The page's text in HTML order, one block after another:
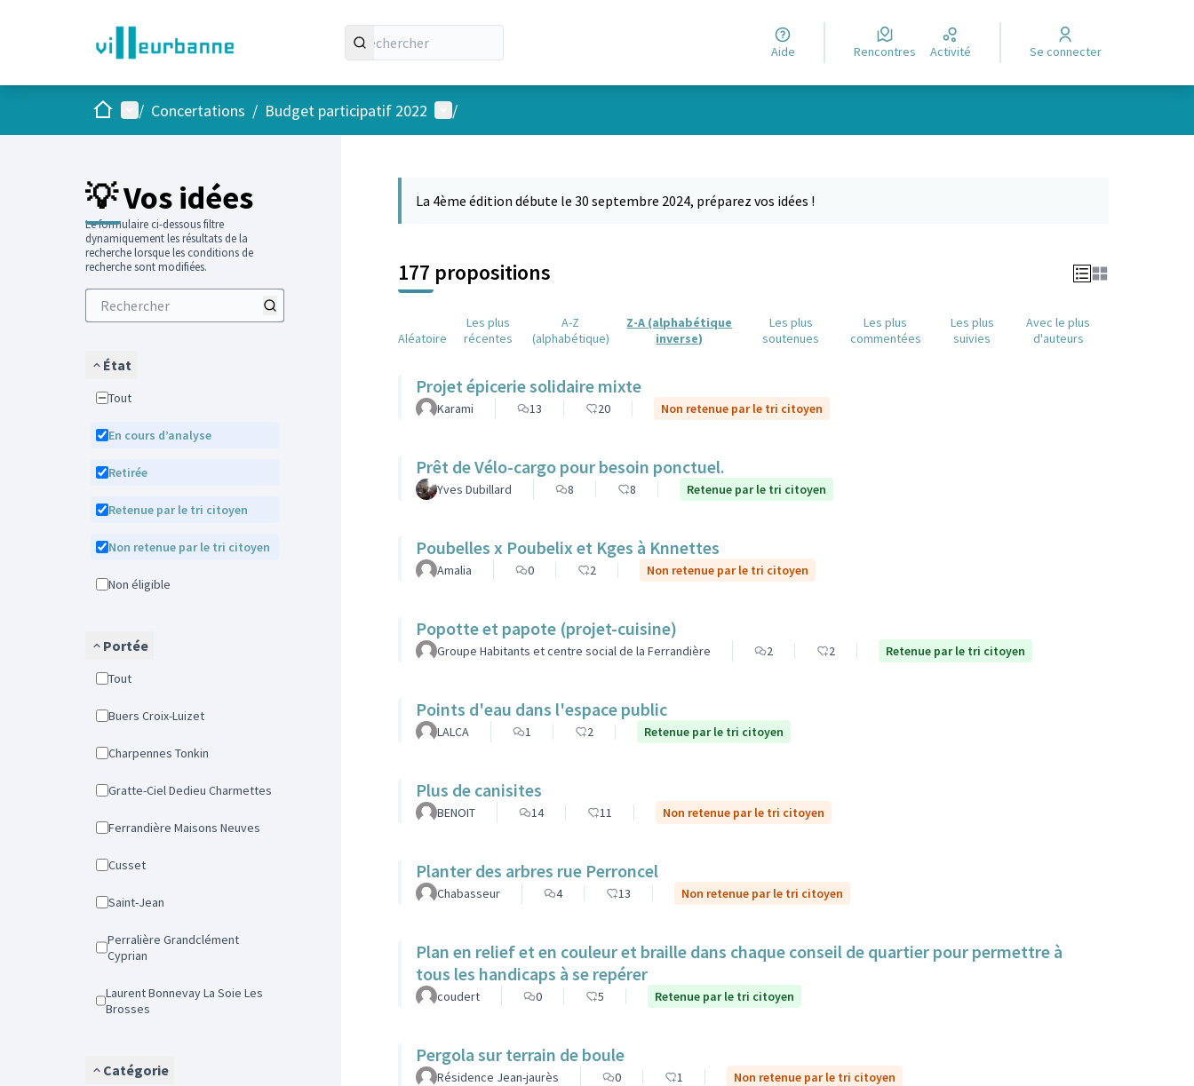
Aide Rencontres Activité Se connecter
AccueilMenu principal
/ Concertations / Budget participatif 2022 Menu utilisateur
/
💡 Vos idées
Le formulaire ci-dessous filtre
dynamiquement les résultats de la
recherche lorsque les conditions de
recherche sont modifiées.
État
Tout
En cours d’analyse
Retirée
Retenue par le tri citoyen
Non retenue par le tri citoyen
Non éligible
Portée
Tout
Buers Croix-Luizet
Charpennes Tonkin
Gratte-Ciel Dedieu Charmettes
Ferrandière Maisons Neuves
Cusset
Saint-Jean
Perralière Grandclément
Cyprian
Laurent Bonnevay La Soie Les
Brosses
Catégorie
La 4ème édition débute le 30 septembre 2024, préparez vos idées !
177 propositions
Aléatoire
Les plus
récentes
A-Z
(alphabétique)
Z-A (alphabétique
inverse)
Les plus
soutenues
Les plus
commentées
Les plus
suivies
Avec le plus
d'auteurs
Projet épicerie solidaire mixte
Karami 13 20 Non retenue par le tri citoyen
Prêt de Vélo-cargo pour besoin ponctuel.
Yves Dubillard 8 8 Retenue par le tri citoyen
Poubelles x Poubelix et Kges à Knnettes
Amalia 0 2 Non retenue par le tri citoyen
Popotte et papote (projet-cuisine)
Groupe Habitants et centre social de la Ferrandière 2 2 Retenue par le tri citoyen
Points d'eau dans l'espace public
LALCA 1 2 Retenue par le tri citoyen
Plus de canisites
BENOIT 14 11 Non retenue par le tri citoyen
Planter des arbres rue Perroncel
Chabasseur 4 13 Non retenue par le tri citoyen
Plan en relief et en couleur et braille dans chaque conseil de quartier pour permettre à
tous les handicaps à se repérer
coudert 0 5 Retenue par le tri citoyen
Pergola sur terrain de boule
Résidence Jean-jaurès 0 1 Non retenue par le tri citoyen